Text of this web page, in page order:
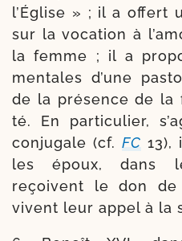
l’Église » ; il a offert
sur la voca­tion à
la femme ; il a
men­tales d’une
de la pré­sence de
té. En par­ti­cu­lier,
conju­gale (cf. FC 13),
les époux, dans
reçoivent le don de
vivent leur appel à la